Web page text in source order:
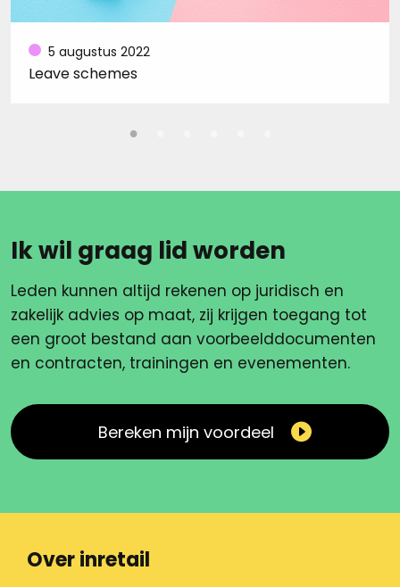
5 augustus 2022
Leave schemes
Ik wil graag lid worden
Leden kunnen altijd rekenen op juridisch en
zakelijk advies op maat, zij krijgen toegang tot
een groot bestand aan voorbeelddocumenten
en contracten, trainingen en evenementen.
Bereken mijn voordeel
Over inretail